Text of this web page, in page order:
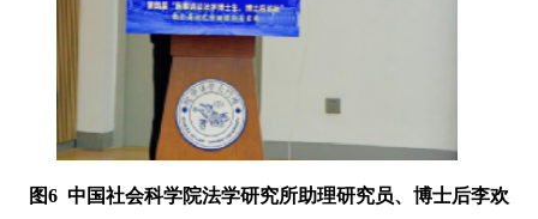
图6 中国社会科学院法学研究所助理研究员、博士后李欢